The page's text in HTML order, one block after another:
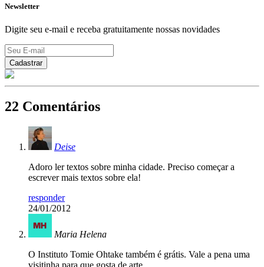
Newsletter
Digite seu e-mail e receba gratuitamente nossas novidades
22 Comentários
Deise
Adoro ler textos sobre minha cidade. Preciso começar a
escrever mais textos sobre ela!
responder
24/01/2012
Maria Helena
O Instituto Tomie Ohtake também é grátis. Vale a pena uma
visitinha para que gosta de arte.